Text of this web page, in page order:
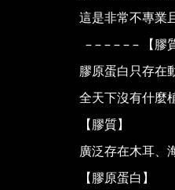
這是非常不專業
– – – – – – 【膠
膠原蛋白只存在
全天下沒有什麼
【膠質】
廣泛存在木耳、
【膠原蛋白】